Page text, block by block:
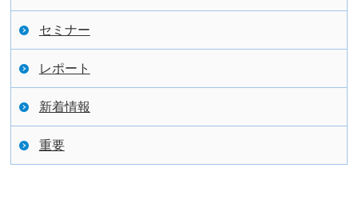
セミナー
レポート
新着情報
重要